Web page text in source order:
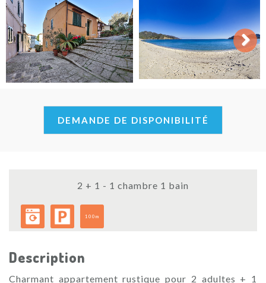
Next
DEMANDE DE DISPONIBILITÉ
2 + 1 - 1 chambre 1 bain
100m
Description
Charmant appartement rustique pour 2 adultes + 1